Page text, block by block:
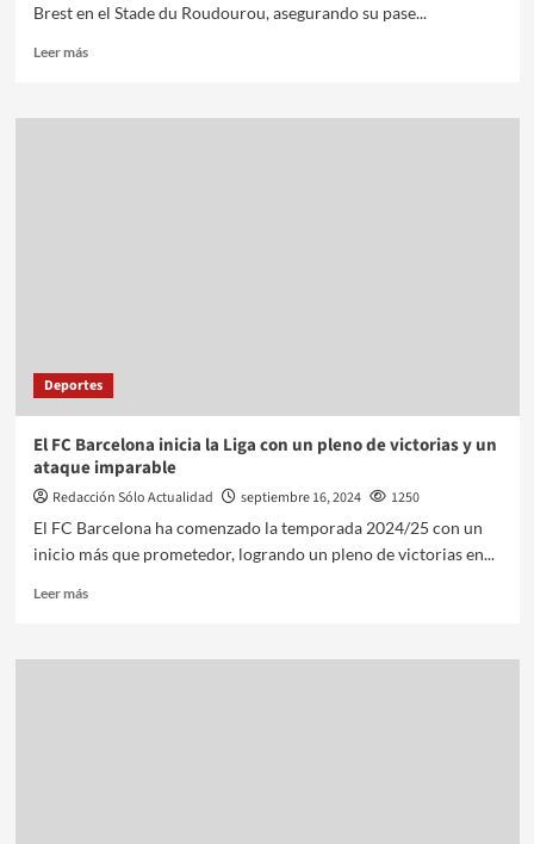
Brest en el Stade du Roudourou, asegurando su pase...
Leer más
Deportes
El FC Barcelona inicia la Liga con un pleno de victorias y un
ataque imparable
Redacción Sólo Actualidad septiembre 16, 2024
1250
El FC Barcelona ha comenzado la temporada 2024/25 con un
inicio más que prometedor, logrando un pleno de victorias en...
Leer más